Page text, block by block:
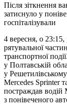
Після зіткнення
затиснуло у
госпіталізували
4 вересня, о
рятувальної
транспортної
у Полтавській
у Решетилівському
Mercedes Sprinter
постраждав водій
з понівеченого